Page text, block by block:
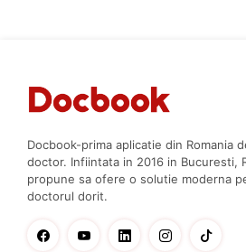
Docbook-prima aplicatie din Romania
doctor. Infiintata in 2016 in Bucuresti,
propune sa ofere o solutie moderna
doctorul dorit.